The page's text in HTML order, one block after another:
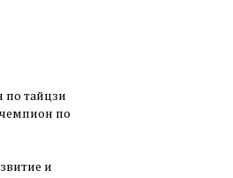
по тайцзи
по
и